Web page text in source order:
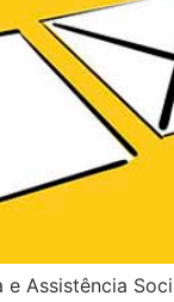
Assistência